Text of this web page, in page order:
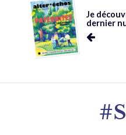
Je
dernier